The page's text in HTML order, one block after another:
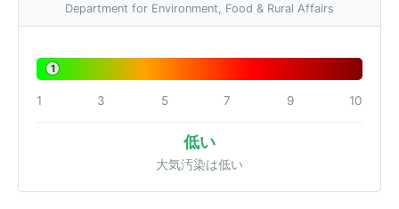
Department for Environment, Food & Rural Affairs
1
1 3 5 7 9 10
低い
大気汚染は低い